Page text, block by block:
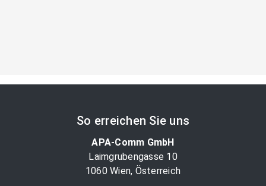
So erreichen Sie uns
APA-Comm GmbH
Laimgrubengasse 10
1060 Wien, Österreich